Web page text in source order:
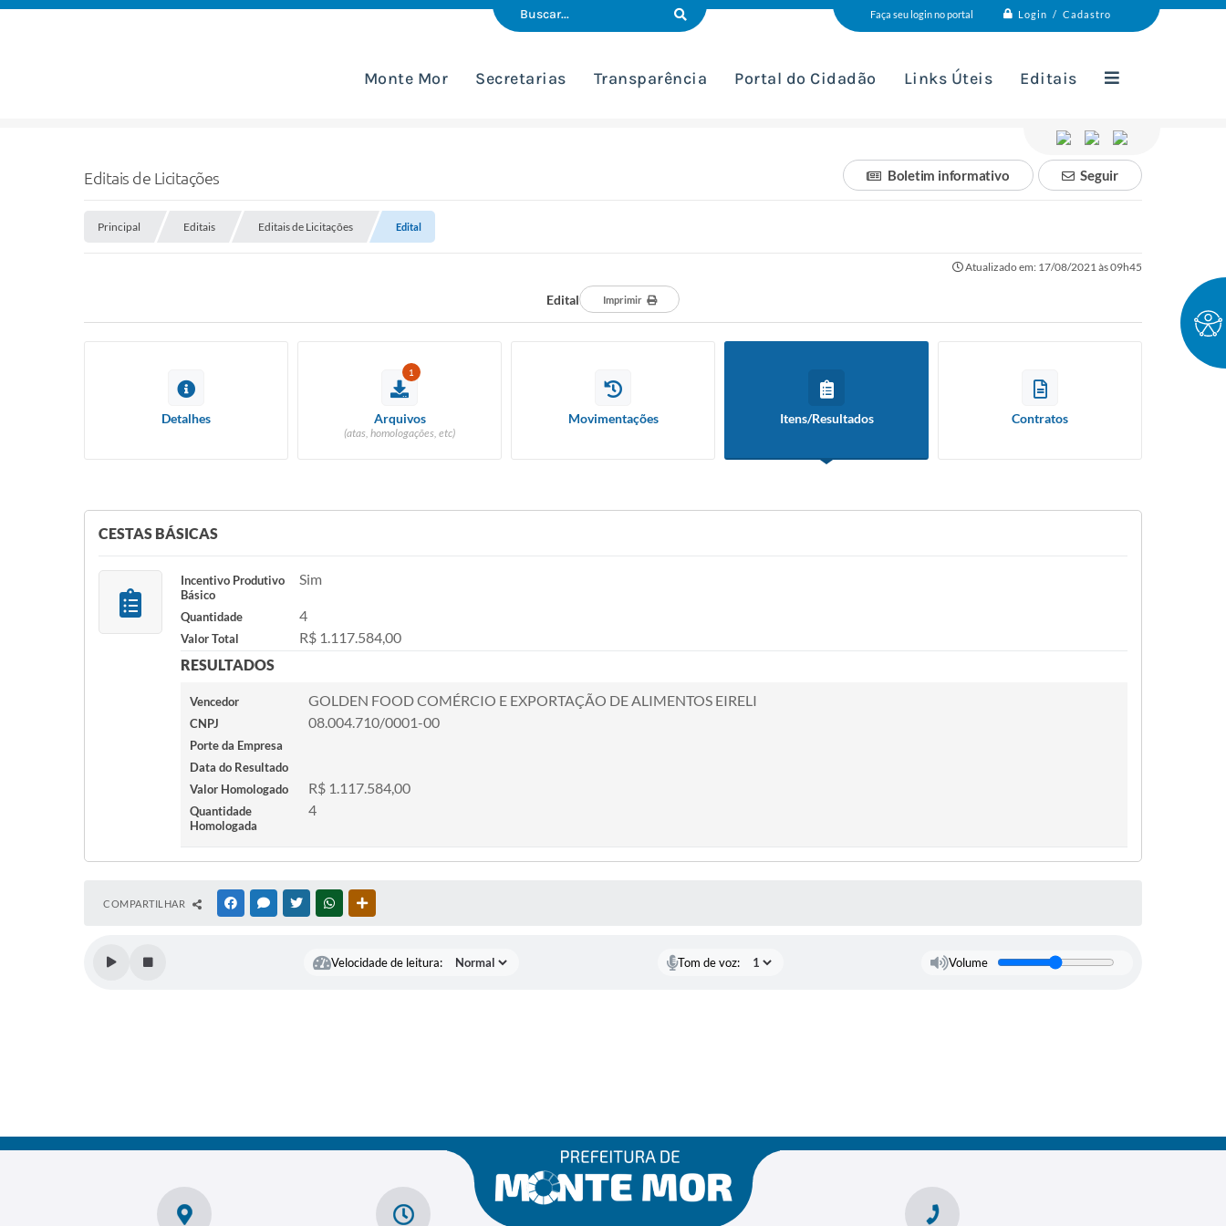
Faça seu login no portal Login / Cadastro
Monte Mor Secretarias Transparência Portal do Cidadão Links Úteis Editais
Editais de Licitações Seguir
Boletim informativo
Principal Editais Editais de Licitações Edital
Atualizado em: 17/08/2021 às 09h45
Edital Imprimir
Detalhes
1
Arquivos
(atas, homologações, etc)
Movimentações Itens/Resultados Contratos
CESTAS BÁSICAS
Incentivo Produtivo
Básico
Sim
Quantidade 4
Valor Total
R$ 1.117.584,00
RESULTADOS
Vencedor GOLDEN FOOD COMÉRCIO E EXPORTAÇÃO DE ALIMENTOS EIRELI
CNPJ 08.004.710/0001-00
Porte da Empresa
Data do Resultado
Valor Homologado
R$ 1.117.584,00
Quantidade
Homologada
4
COMPARTILHAR FACEBOOKMESSENGER
TWITTERWHATSAPP
Velocidade de leitura: Tom de voz: Volume